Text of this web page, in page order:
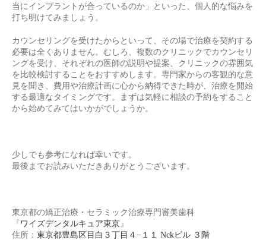
当にインプラントが合っているのか」といった、個人的な悩みを
打ち明けてみましょう。
カウンセリングを受けたからといって、その場で治療を契約する
必要は全くありません。むしろ、複数のクリニックでカウンセリ
ングを受け、それぞれの医師の説明や提案、クリニックの雰囲気
を比較検討することをおすすめします。専門家からの客観的な意
見を聞き、費用や治療計画に心から納得できた時が、治療を開始
する最適なタイミングです。まずは気軽に相談の予約をすること
から始めてみてはいかがでしょうか。
少しでも参考になれば幸いです。
最後までお読みいただきありがとうございます。
東京都の矯正治療・セラミック治療専門審美歯科
『 ワイズデンタルキュア東京』
住所： 東京都豊島区目白３丁目４−１１ Nckビル ３階